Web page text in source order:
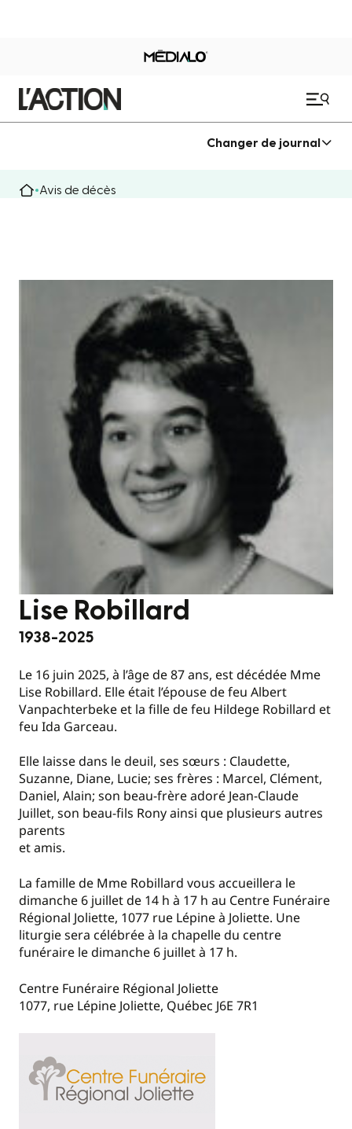
Changer de journal
Avis de décès
Lise Robillard
1938-2025
Le 16 juin 2025, à l’âge de 87 ans, est décédée Mme
Lise Robillard. Elle était l’épouse de feu Albert
Vanpachterbeke et la fille de feu Hildege Robillard et
feu Ida Garceau.
Elle laisse dans le deuil, ses sœurs : Claudette,
Suzanne, Diane, Lucie; ses frères : Marcel, Clément,
Daniel, Alain; son beau-frère adoré Jean-Claude
Juillet, son beau-fils Rony ainsi que plusieurs autres
parents
et amis.
La famille de Mme Robillard vous accueillera le
dimanche 6 juillet de 14 h à 17 h au Centre Funéraire
Régional Joliette, 1077 rue Lépine à Joliette. Une
liturgie sera célébrée à la chapelle du centre
funéraire le dimanche 6 juillet à 17 h.
Centre Funéraire Régional Joliette
1077, rue Lépine Joliette, Québec J6E 7R1